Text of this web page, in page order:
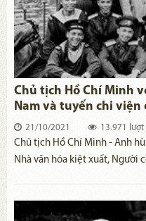
Chủ tịch Hồ Chí Minh
Nam và tuyến chi
cuộc kháng chiến
21/10/2021 13.971 lượt
​Chủ tịch Hồ Chí Minh - Anh
Nhà văn hóa kiệt xuất, Người
chưa thống nhất, đồng bào